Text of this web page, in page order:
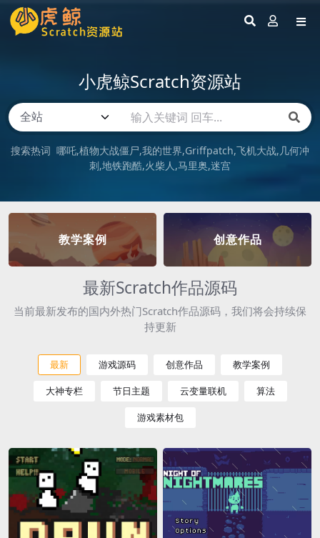
小虎鲸Scratch资源站
搜索热词 哪吒 植物大战僵尸 我的世界 Griffpatch 飞机大战 几何冲
刺 地铁跑酷 火柴人 马里奥 迷宫
教学案例 创意作品
最新Scratch作品源码
当前最新发布的国内外热门Scratch作品源码，我们将会持续保
持更新
最新 游戏源码 创意作品 教学案例
大神专栏 节日主题 云变量联机 算法
游戏素材包